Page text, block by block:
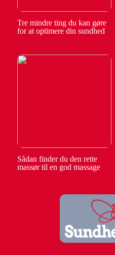
Tre mindre ting du kan gøre
for at optimere din sundhed
Sådan finder du den rette
massør til en god massage